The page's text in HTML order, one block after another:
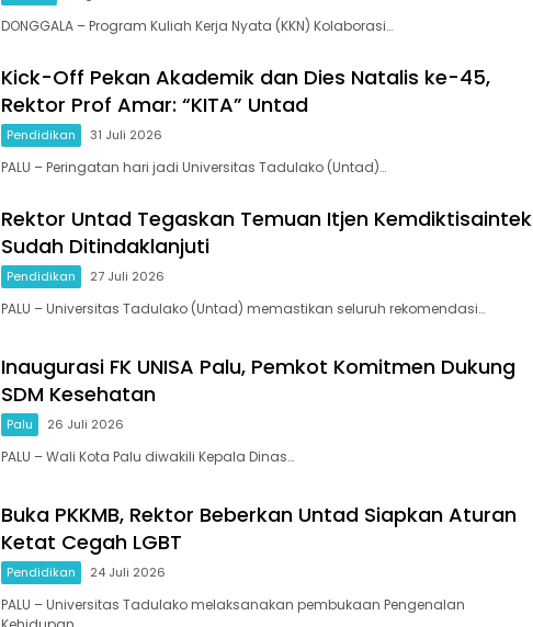
DONGGALA – Program Kuliah Kerja Nyata (KKN) Kolaborasi…
Kick-Off Pekan Akademik dan Dies Natalis ke-45,
Rektor Prof Amar: “KITA” Untad
Pendidikan 31 Juli 2026
PALU – Peringatan hari jadi Universitas Tadulako (Untad)…
Rektor Untad Tegaskan Temuan Itjen Kemdiktisaintek
Sudah Ditindaklanjuti
Pendidikan 27 Juli 2026
PALU – Universitas Tadulako (Untad) memastikan seluruh rekomendasi…
Inaugurasi FK UNISA Palu, Pemkot Komitmen Dukung
SDM Kesehatan
Palu 26 Juli 2026
PALU – Wali Kota Palu diwakili Kepala Dinas…
Buka PKKMB, Rektor Beberkan Untad Siapkan Aturan
Ketat Cegah LGBT
Pendidikan 24 Juli 2026
PALU – Universitas Tadulako melaksanakan pembukaan Pengenalan